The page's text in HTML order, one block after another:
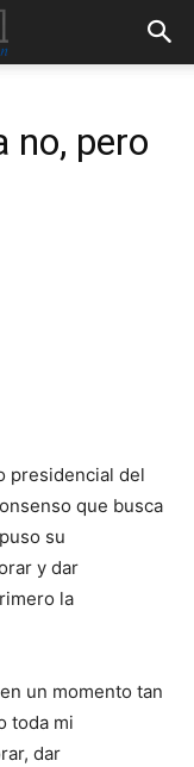
no, pero
presidencial del
que busca
su
y dar
la
un momento tan
toda mi
dar